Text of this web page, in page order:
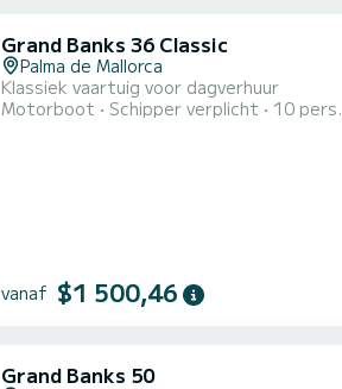
Grand Banks 36 Classic
Palma de Mallorca
Klassiek vaartuig voor dagverhuur
Motorboot
Schipper verplicht 10 pers.
vanaf $1 500,46
Grand Banks 50